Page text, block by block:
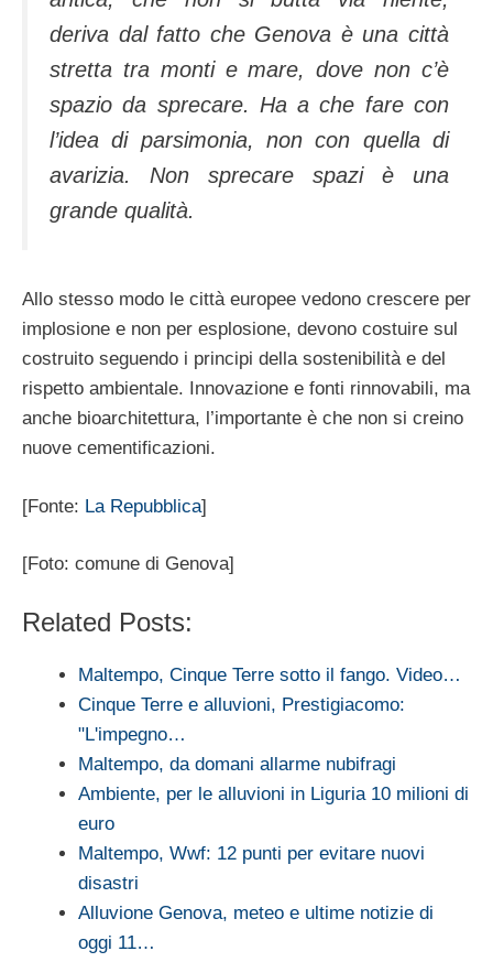
deriva dal fatto che Genova è una città
stretta tra monti e mare, dove non c’è
spazio da sprecare. Ha a che fare con
l’idea di parsimonia, non con quella di
avarizia. Non sprecare spazi è una
grande qualità.
Allo stesso modo le città europee vedono crescere per
implosione e non per esplosione, devono costuire sul
costruito seguendo i principi della sostenibilità e del
rispetto ambientale. Innovazione e fonti rinnovabili, ma
anche bioarchitettura, l’importante è che non si creino
nuove cementificazioni.
[Fonte: La Repubblica]
[Foto: comune di Genova]
Related Posts:
Maltempo, Cinque Terre sotto il fango. Video…
Cinque Terre e alluvioni, Prestigiacomo:
"L'impegno…
Maltempo, da domani allarme nubifragi
Ambiente, per le alluvioni in Liguria 10 milioni di
euro
Maltempo, Wwf: 12 punti per evitare nuovi
disastri
Alluvione Genova, meteo e ultime notizie di
oggi 11…